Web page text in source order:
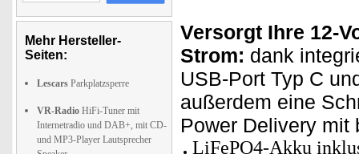
Mehr Hersteller-
Seiten:
Lescars Parkplatzsperre
VR-Radio HiFi-Tuner mit
Internetradio und DAB+, mit CD-
und MP3-Player Lautsprecher
Versorgt Ihre 12-
Strom: dank
USB-Port Typ C
außerdem eine
Power Delivery mit
LiFePO4-Akku